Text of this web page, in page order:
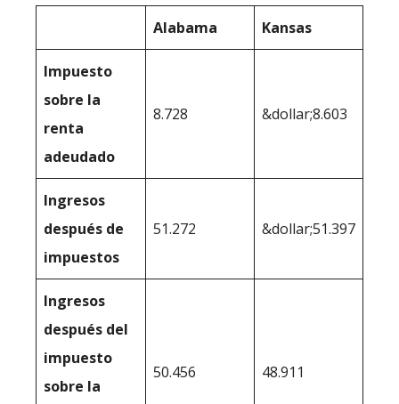
Alabama Kansas
Impuesto
sobre la
renta
adeudado
8.728 &dollar;8.603
Ingresos
después de
impuestos
51.272 &dollar;51.397
Ingresos
después del
impuesto
sobre la
50.456 48.911